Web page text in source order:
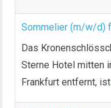
Sommelier (m/w/d)
Das
Sterne Hotel mitten
Frankfurt entfernt, ist